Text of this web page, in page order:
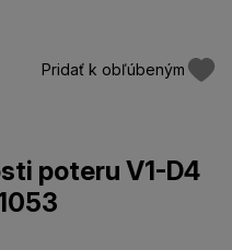
Pridať k obľúbeným
poteru V1-D4